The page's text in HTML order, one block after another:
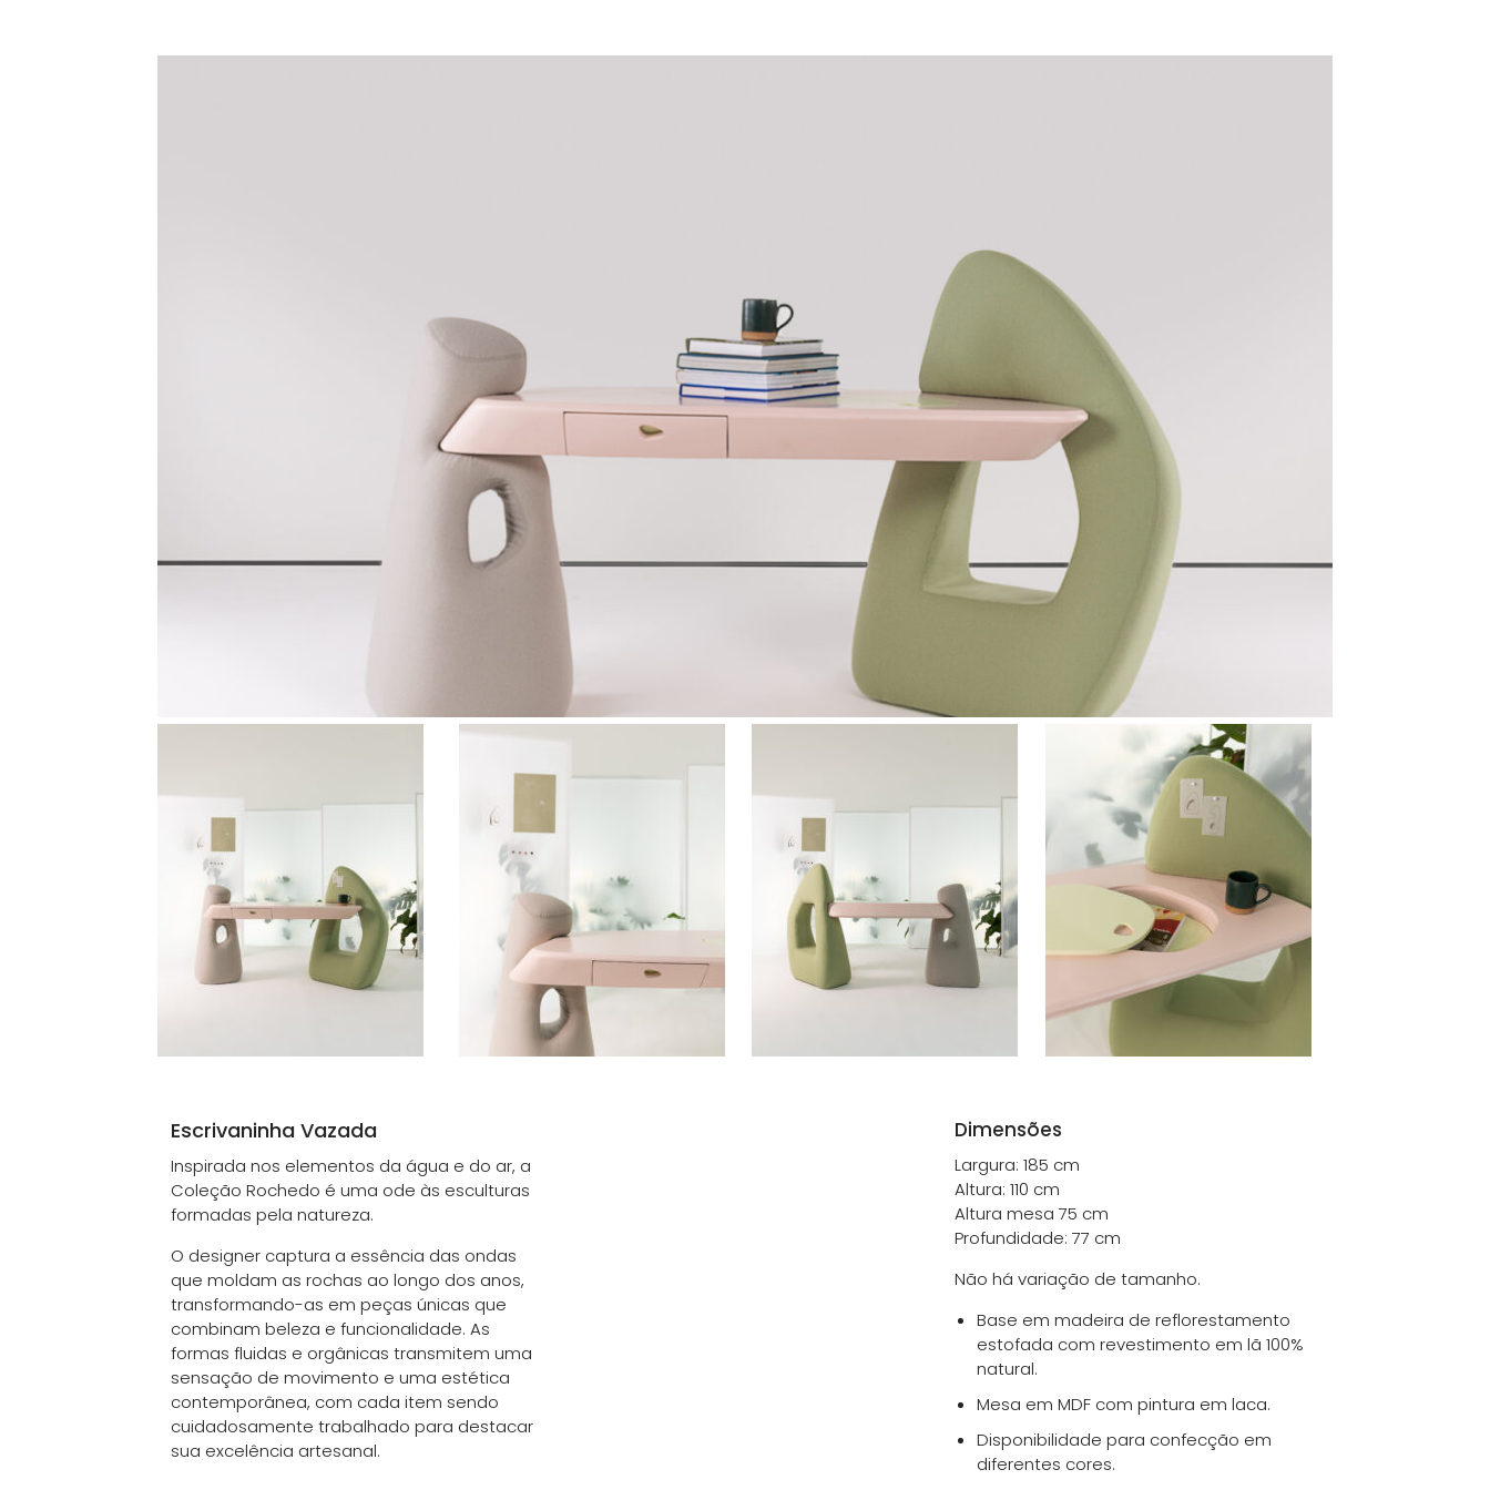
Escrivaninha Vazada
Inspirada nos elementos da água e do ar, a
Coleção Rochedo é uma ode às esculturas
formadas pela natureza.
O designer captura a essência das ondas
que moldam as rochas ao longo dos anos,
transformando-as em peças únicas que
combinam beleza e funcionalidade. As
formas fluidas e orgânicas transmitem uma
sensação de movimento e uma estética
contemporânea, com cada item sendo
cuidadosamente trabalhado para destacar
sua excelência artesanal.
Dimensões
Largura: 185 cm
Altura: 110 cm
Altura mesa 75 cm
Profundidade: 77 cm
Não há variação de tamanho.
Base em madeira de reflorestamento
estofada com revestimento em lã 100%
natural.
Mesa em MDF com pintura em laca.
Disponibilidade para confecção em
diferentes cores.